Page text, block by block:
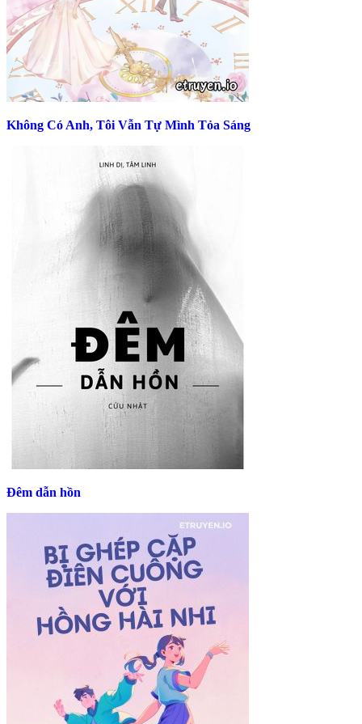
Không Có Anh, Tôi Vẫn Tự Mình Tỏa Sáng
Đêm dẫn hồn